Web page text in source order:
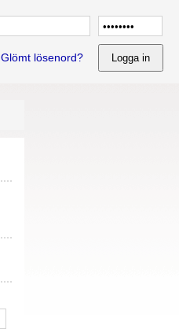
Glömt lösenord?